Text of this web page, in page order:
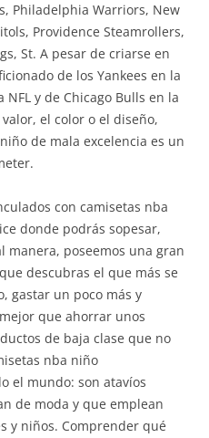
Philadelphia Warriors, New
Providence Steamrollers,
St. A pesar de criarse en
de los Yankees en la
NFL y de Chicago Bulls en la
el color o el diseño,
de mala excelencia es un
con camisetas nba
donde podrás sopesar,
manera, poseemos una gran
descubras el que más se
gastar un poco más y
que ahorrar unos
de baja clase que no
nba niño
el mundo: son atavíos
de moda y que emplean
y niños. Comprender qué